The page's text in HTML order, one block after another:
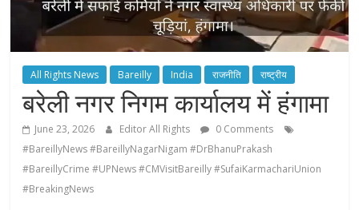
All Rights News Bareilly India राजनीति राष्ट्रीय
बरेली नगर निगम कार्यालय में हंगामा
June 23, 2026 Editor All Rights
0 Comments
#BareillyNews #BareillyNagarNigam #DrBhanuPrakash
#BareillyCrime #UPNews #CMVisitBareilly #SufaiKarmachariUnion
#BreakingNews